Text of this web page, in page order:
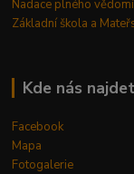
Nadace plného vědomí
Základní škola a
Kde nás
Facebook
Mapa
Fotogalerie